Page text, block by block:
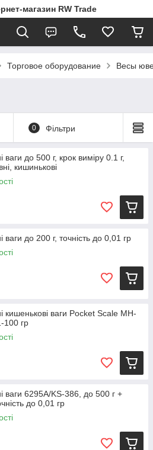
магазин RW Trade
Торговое оборудование Весы
0 Фільтри
ваги до 500 г, крок виміру 0.1 г,
кишинькові
ваги до 200 г, точність до 0,01 гр
кишенькові ваги Pocket Scale MH-
100 гр
ваги 6295A/KS-386, до 500 г +
до 0,01 гр